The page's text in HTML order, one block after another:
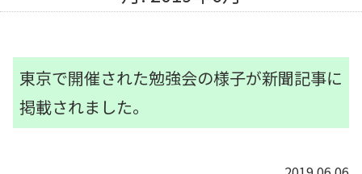
東京で開催された勉強会の様子が新聞記事に
掲載されました。